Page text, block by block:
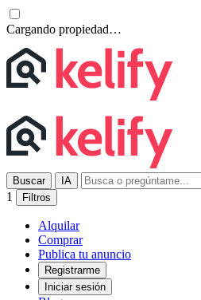
Cargando propiedad…
Buscar IA
1 Filtros
Alquilar
Comprar
Publica tu anuncio
Registrarme
Iniciar sesión